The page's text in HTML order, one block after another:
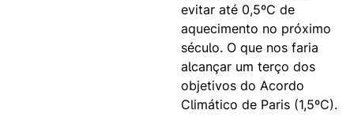
evitar até 0,5ºC de
aquecimento no próximo
século. O que nos faria
alcançar um terço dos
objetivos do Acordo
Climático de Paris (1,5ºC).